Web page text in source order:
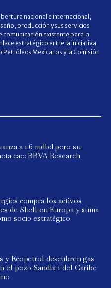
nacional e internacional;
producción y sus servicios
comunicación existente para la
estratégico entre la iniciativa
Mexicanos y la Comisión
a 1.6 mdbd pero su
cae: BBVA Research
compra los activos
de Shell en Europa y suma
socio estratégico
y Ecopetrol descubren gas
el pozo Sandía-1 del Caribe